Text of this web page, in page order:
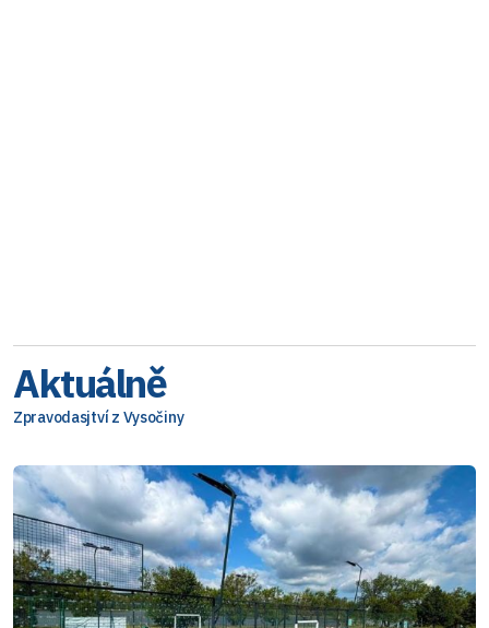
Aktuálně
Zpravodasjtví z Vysočiny